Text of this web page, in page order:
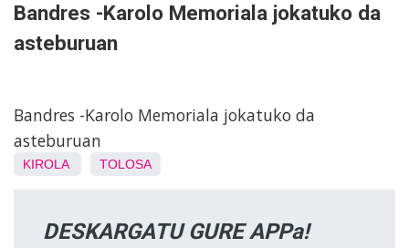
Bandres -Karolo Memoriala jokatuko da
asteburuan
Bandres -Karolo Memoriala jokatuko da
asteburuan
KIROLA TOLOSA
DESKARGATU GURE APPa!